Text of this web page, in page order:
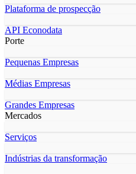
Plataforma de prospecção
API Econodata
Porte
Pequenas Empresas
Médias Empresas
Grandes Empresas
Mercados
Serviços
Indústrias da transformação